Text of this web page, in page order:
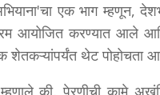
एक भाग म्हणून,
आयोजित करण्यात आले
शेतकऱ्यांपर्यंत थेट पोहोचता
की, पेरणीची कामे